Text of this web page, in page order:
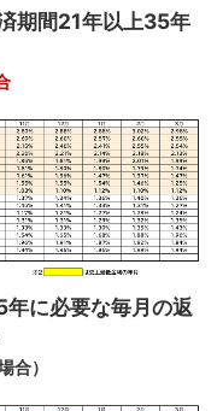
期間21年以上35年
に必要な毎月の返
合）